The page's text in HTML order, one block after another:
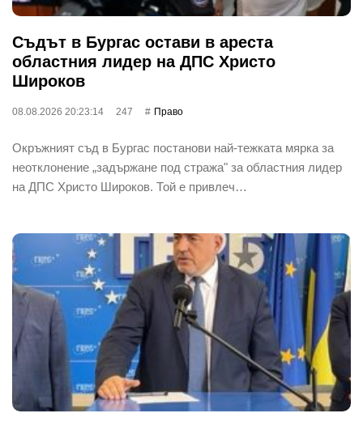
Съдът в Бургас остави в ареста
областния лидер на ДПС Христо
Широков
08.08.2026 20:23:14 247 Право
Окръжният съд в Бургас постанови най-тежката мярка за
неотклонение „задържане под стража" за областния лидер
на ДПС Христо Широков. Той е привлеч…